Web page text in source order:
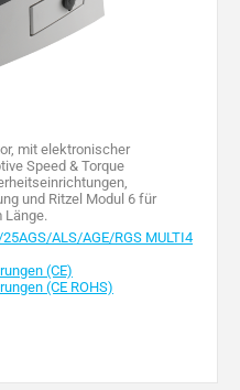
mit elektronischer
Speed & Torque
und Ritzel Modul 6 für
Länge.
ALS/AGE/RGS MULTI4
(CE)
(CE ROHS)